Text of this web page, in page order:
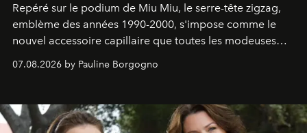
Repéré sur le podium de Miu Miu, le serre-tête zigzag,
emblème des années 1990-2000, s'impose comme le
nouvel accessoire capillaire que toutes les modeuses
s'arrachent déjà.
07.08.2026 by Pauline Borgogno